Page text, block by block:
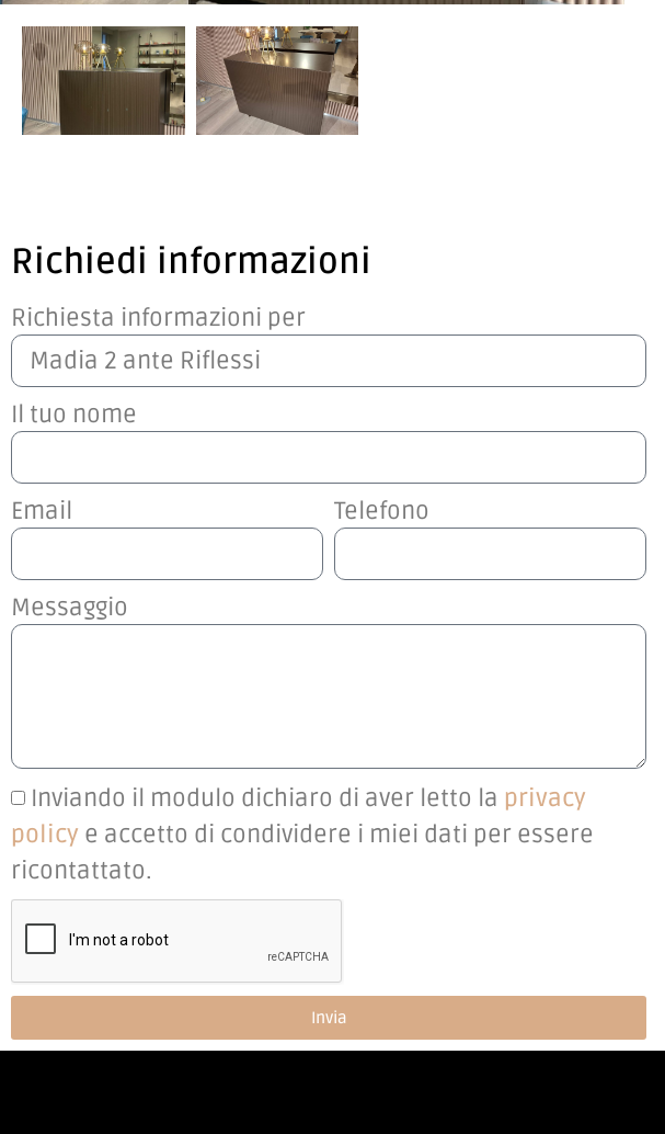
Richiedi informazioni
Richiesta informazioni per
Il tuo nome
Email Telefono
Messaggio
Inviando il modulo dichiaro di aver letto la privacy
policy e accetto di condividere i miei dati per essere
ricontattato.
Invia